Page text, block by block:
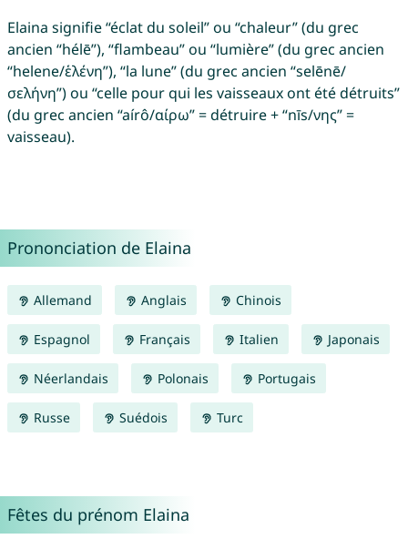
Elaina signifie “éclat du soleil” ou “chaleur” (du grec
ancien “hélē”), “flambeau” ou “lumière” (du grec ancien
“helene/ἑλένη”), “la lune” (du grec ancien “selēnē/
σελήνη”) ou “celle pour qui les vaisseaux ont été détruits”
(du grec ancien “aírô/αίρω” = détruire + “nīs/νης” =
vaisseau).
Prononciation de Elaina
Allemand Anglais Chinois
Espagnol Français Italien Japonais
Néerlandais Polonais Portugais
Russe Suédois Turc
Fêtes du prénom Elaina